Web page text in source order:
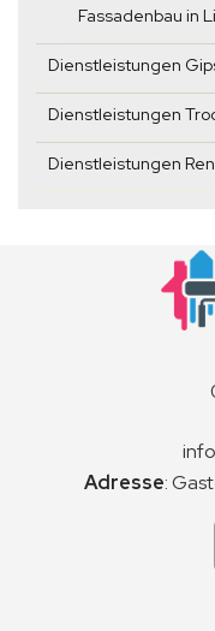
Fassadenbau in
Dienstleistungen
Dienstleistungen
Dienstleistungen
Adresse: